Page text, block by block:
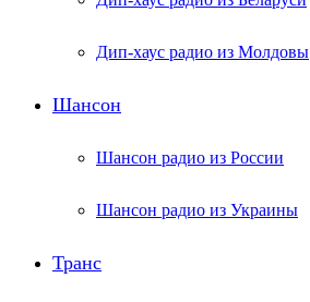
Дип-хаус радио из Молдовы
Шансон
Шансон радио из России
Шансон радио из Украины
Транс